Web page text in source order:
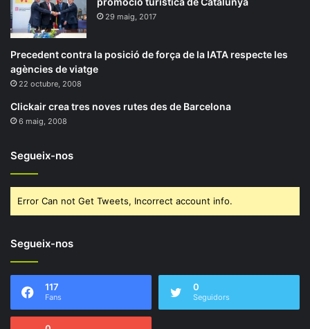
29 maig, 2017
Precedent contra la posició de força de la IATA respecte les
agències de viatge
22 octubre, 2008
Clickair crea tres noves rutes des de Barcelona
6 maig, 2008
Segueix-nos
Error Can not Get Tweets, Incorrect account info.
Segueix-nos
117
Fans
0
Seguidors